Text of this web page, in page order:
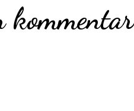
kommentar